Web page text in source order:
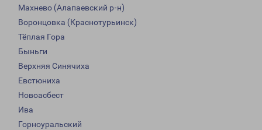
Махнево (Алапаевский р-н)
Воронцовка (Краснотурьинск)
Тёплая Гора
Быньги
Верхняя Синячиха
Евстюниха
Новоасбест
Ива
Горноуральский